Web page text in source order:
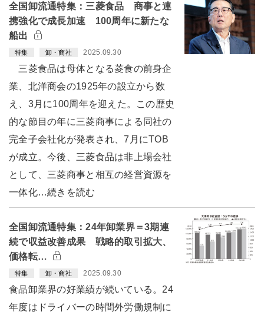
全国卸流通特集：三菱食品 商事と連
携強化で成長加速 100周年に新たな
船出
特集 卸・商社 2025.09.30
三菱食品は母体となる菱食の前身企
業、北洋商会の1925年の設立から数
え、3月に100周年を迎えた。この歴史
的な節目の年に三菱商事による同社の
完全子会社化が発表され、7月にTOB
が成立。今後、三菱食品は非上場会社
として、三菱商事と相互の経営資源を
一体化…続きを読む
全国卸流通特集：24年卸業界＝3期連
続で収益改善成果 戦略的取引拡大、
価格転…
特集 卸・商社 2025.09.30
食品卸業界の好業績が続いている。24
年度はドライバーの時間外労働規制に